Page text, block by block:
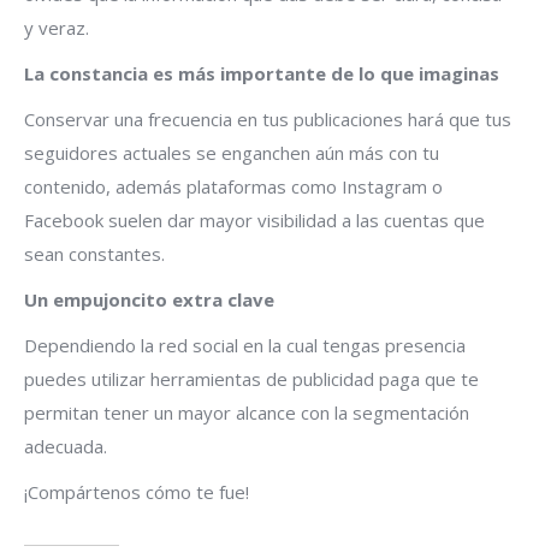
y veraz.
La constancia es más importante de lo que imaginas
Conservar una frecuencia en tus publicaciones hará que tus
seguidores actuales se enganchen aún más con tu
contenido, además plataformas como Instagram o
Facebook suelen dar mayor visibilidad a las cuentas que
sean constantes.
Un empujoncito extra clave
Dependiendo la red social en la cual tengas presencia
puedes utilizar herramientas de publicidad paga que te
permitan tener un mayor alcance con la segmentación
adecuada.
¡Compártenos cómo te fue!